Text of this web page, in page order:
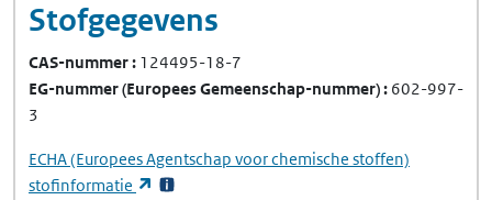
Stofgegevens
CAS-nummer 124495-18-7
EG-nummer(Europees Gemeenschap-nummer) 602-997-
3
ECHA(Europees Agentschap voor chemische stoffen)
stofinformatie
(opent in een nieuw tabblad)